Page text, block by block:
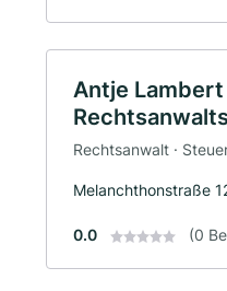
Antje
Rechtsanwalt ·
Melanchthonstraße
0.0 (0